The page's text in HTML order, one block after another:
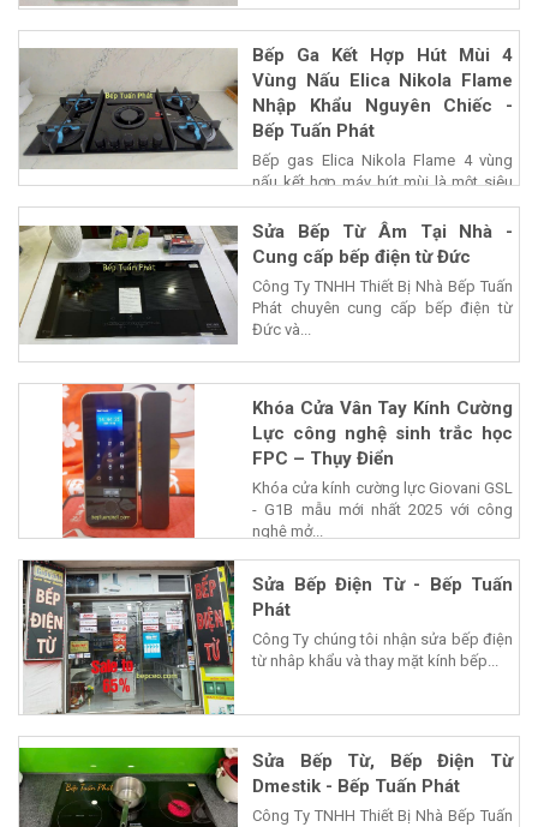
Bếp Ga Kết Hợp Hút Mùi 4
Vùng Nấu Elica Nikola Flame
Nhập Khẩu Nguyên Chiếc -
Bếp Tuấn Phát
Bếp gas Elica Nikola Flame 4 vùng
nấu kết hợp máy hút mùi là một siêu
phẩm của...
Sửa Bếp Từ Âm Tại Nhà -
Cung cấp bếp điện từ Đức
Công Ty TNHH Thiết Bị Nhà Bếp Tuấn
Phát chuyên cung cấp bếp điện từ
Đức và...
Khóa Cửa Vân Tay Kính Cường
Lực công nghệ sinh trắc học
FPC – Thụy Điển
Khóa cửa kính cường lực Giovani GSL
- G1B mẫu mới nhất 2025 với công
nghệ mở...
Sửa Bếp Điện Từ - Bếp Tuấn
Phát
Công Ty chúng tôi nhận sửa bếp điện
từ nhâp khẩu và thay mặt kính bếp...
Sửa Bếp Từ, Bếp Điện Từ
Dmestik - Bếp Tuấn Phát
Công Ty TNHH Thiết Bị Nhà Bếp Tuấn